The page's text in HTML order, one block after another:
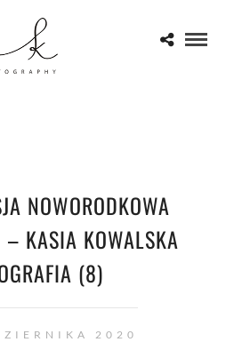
NOWORODKOWA
KASIA KOWALSKA
(8)
2020